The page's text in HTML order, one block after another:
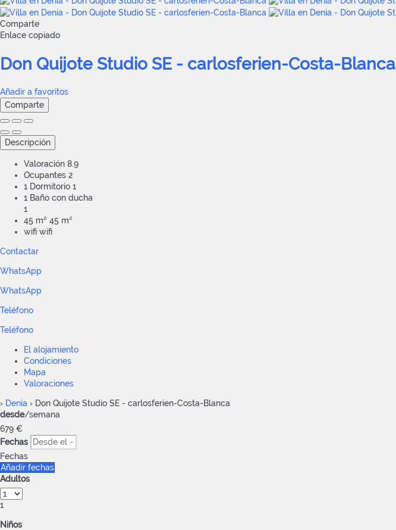
Comparte
Enlace copiado
Don Quijote Studio SE - carlosferien-Costa-Blanca
Añadir a favoritos
Comparte
Descripción
Valoración 8.9
Ocupantes 2
1 Dormitorio 1
1 Baño con ducha
1
45 m² 45 m²
wifi wifi
Contactar
WhatsApp
WhatsApp
Teléfono
Teléfono
El alojamiento
Condiciones
Mapa
Valoraciones
› Denia › Don Quijote Studio SE - carlosferien-Costa-Blanca
desde/semana
679 €
Fechas
Fechas
Añadir fechas
Adultos
1
Niños